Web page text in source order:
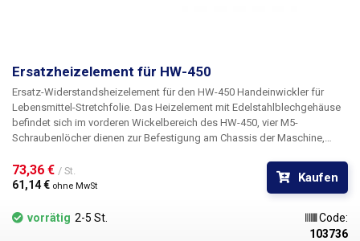
Ersatzheizelement für HW-450
Ersatz-Widerstandsheizelement für den HW-450 Handeinwickler für
Lebensmittel-Stretchfolie. Das Heizelement mit Edelstahlblechgehäuse
befindet sich im vorderen Wickelbereich des HW-450, vier M5-
Schraubenlöcher dienen zur Befestigung am Chassis der Maschine,
73,36 € / St.
61,14 € ohne MwSt
Kaufen
vorrätig 2-5 St.
Code:
103736